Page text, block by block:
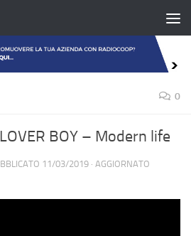
0
BOY – Modern life
11/03/2019 · AGGIORNATO